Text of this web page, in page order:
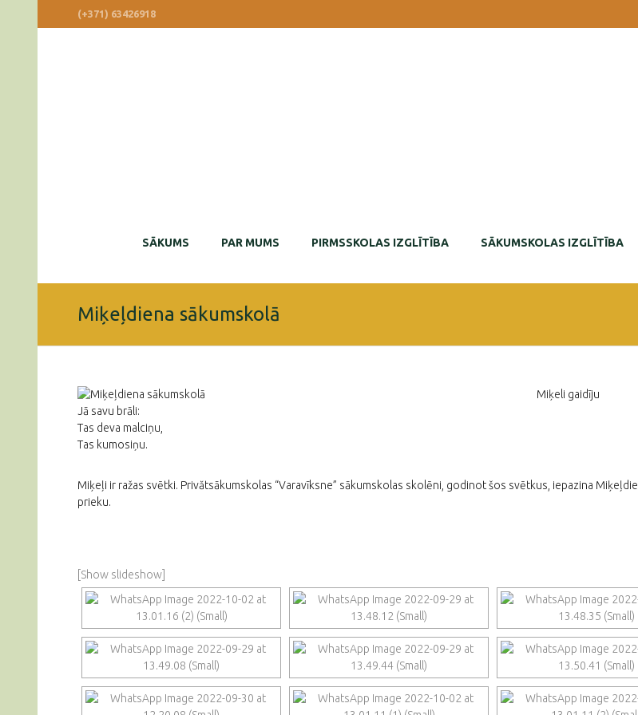
(+371) 63426918
SĀKUMS PAR MUMS PIRMSSKOLAS IZGLĪTĪBA SĀKUMSKOLAS IZGLĪTĪBA
Miķeļdiena sākumskolā
Miķeli gaidīju
Jā savu brāli:
Tas deva malciņu,
Tas kumosiņu.
Miķeļi ir ražas svētki. Privătsākumskolas “Varavīksne” sākumskolas skolēni, godinot šos svētkus, iepazina
prieku.
[Show slideshow]